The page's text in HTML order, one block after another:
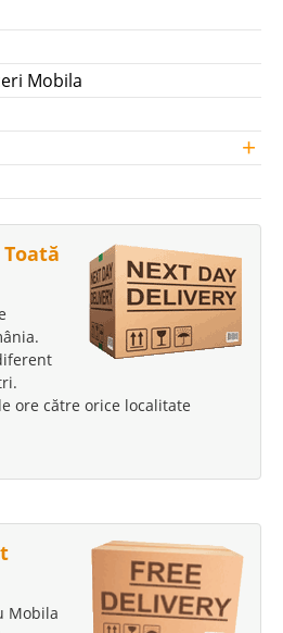
Mobila
+
ore către orice localitate
Mobila